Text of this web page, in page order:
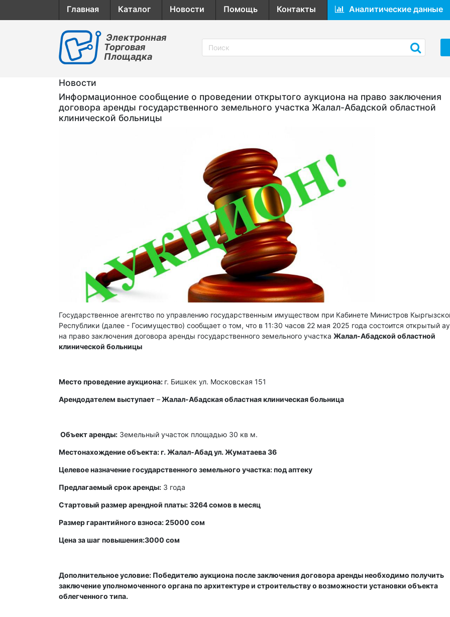
Главная Каталог Новости Помощь Контакты Аналитические данные
Электронная
Торговая
Площадка
Новости
Информационное сообщение о проведении открытого аукциона на право заключения
договора аренды государственного земельного участка Жалал-Абадской областной
клинической больницы
Государственное агентство по управлению государственным имуществом при Кабинете Министров
Республики (далее - Госимущество) сообщает о том, что в 11:30 часов 22 мая 2025 года состоится открытый
на право заключения договора аренды государственного земельного участка Жалал-Абадской областной
клинической больницы
Место проведение аукциона: г. Бишкек ул. Московская 151
Арендодателем выступает – Жалал-Абадская областная клиническая больница
Объект аренды: Земельный участок площадью 30 кв м.
Местонахождение объекта: г. Жалал-Абад ул. Жуматаева 36
Целевое назначение государственного земельного участка: под аптеку
Предлагаемый срок аренды: 3 года
Стартовый размер арендной платы: 3264 сомов в месяц
Размер гарантийного взноса: 25000 сом
Цена за шаг повышения:3000 сом
Дополнительное условие: Победителю аукциона после заключения договора аренды необходимо получить
заключение уполномоченного органа по архитектуре и строительству о возможности установки объекта
облегченного типа.